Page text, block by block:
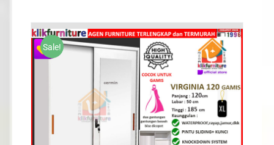
Rp1,800,000. Rp1,065,000.
Sale!